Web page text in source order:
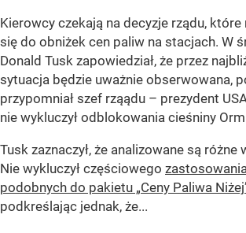
Kierowcy czekają na decyzje rządu,
się do obniżek cen paliw na stacjach. W
Donald Tusk zapowiedział, że przez
sytuacja będzie uważnie obserwowana,
przypomniał szef rząądu – prezydent
nie wykluczył odblokowania cieśniny
Tusk zaznaczył, że analizowane są
Nie wykluczył częściowego
podobnych do pakietu „Ceny Paliwa
podkreślając jednak, że...